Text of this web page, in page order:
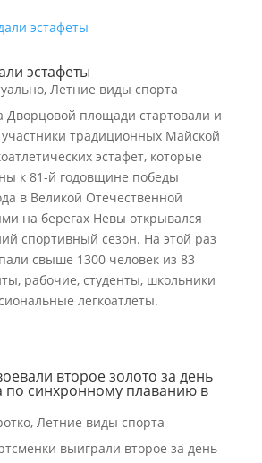
эстафеты
, Летние виды спорта
Дворцовой площади стартовали и
традиционных Майской
эстафет, которые
к 81-й годовщине победы
в Великой Отечественной
на берегах Невы открывался
спортивный сезон. На этой раз
свыше 1300 человек из 83
рабочие, студенты, школьники
легкоатлеты.
второе золото за день
по синхронному плаванию в
, Летние виды спорта
выиграли второе за день